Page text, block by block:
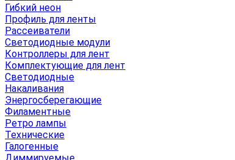
Гибкий неон
Профиль для ленты
Рассеиватели
Светодиодные модули
Контроллеры для лент
Комплектующие для лент
Светодиодные
Накаливания
Энергосберегающие
Филаментные
Ретро лампы
Технические
Галогенные